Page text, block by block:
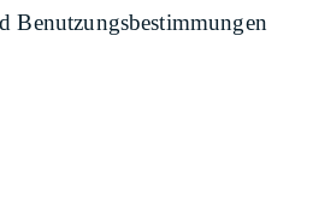
Benutzungsbestimmungen